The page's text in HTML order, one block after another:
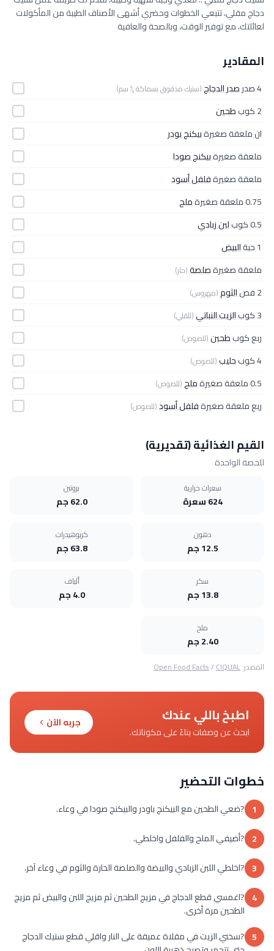
دجاج مقلي، تتبعي الخطوات وحضري أشهى الأصناف الطيبة من المأكولات
لعائلتك، مع توفير الوقت، وبالصحة والعافية
المقادير
4 صدر صدر الدجاج(ستيك مدقوق بسماكة ½ سم)
2 كوب
طحين
ان ملعقة صغيرةبيكنج بودر
ملعقة صغيرةبيكنج صودا
ملعقة صغيرةفلفل أسود
0.75 ملعقة صغيرة
ملح
0.5 كوب
لبن زبادي
1 حبة
البيض
ملعقة صغيرةصلصة(حار)
2 فص الثوم(مهروس)
3 كوب الزيت النباتي (للقلي)
ربع كوبطحين(للصوص)
4 كوب حليب(للصوص)
0.5 ملعقة صغيرة ملح(للصوص)
ربع ملعقة صغيرةفلفل أسود(للصوص)
القيم الغذائية (تقديرية)
للحصة الواحدة
سعرات حرارية
624 سعرة
بروتين
62.0 جم
دهون
12.5 جم
كربوهيدرات
63.8 جم
سكر
13.8 جم
ألياف
4.0 جم
ملح
2.40 جم
المصدر: Open Food Facts/CIQUAL
اطبخ باللي عندك
ابحث عن وصفات بناءً على مكوناتك.
جربه الآن
خطوات التحضير
1 ?ضعي الطحين مع البيكنج باودر والبيكنج صودا في وعاء.
2 ?أضيفي الملح والفلفل واخلطي.
3 ?اخلطي اللبن الزبادي والبيضة والصلصة الحارة والثوم في وعاء آخر.
4 ?اغمسي قطع الدجاج في مزيج الطحين ثم مزيج اللبن والبيض ثم مزيج
الطحين مرة أخرى.
5 ?سخني الزيت في مقلاة عميقة على النار واقلي قطع ستيك الدجاج